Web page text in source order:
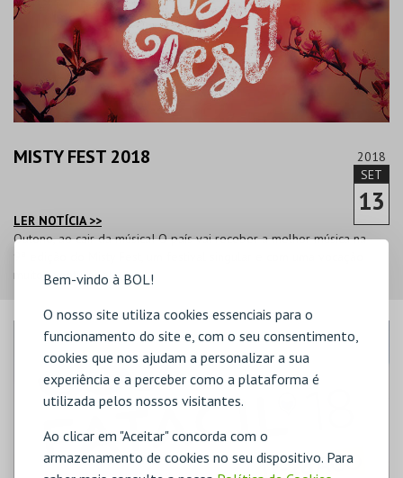
Bem-vindo à BOL!
O nosso site utiliza cookies essenciais para o
funcionamento do site e, com o seu consentimento,
cookies que nos ajudam a personalizar a sua
experiência e a perceber como a plataforma é
utilizada pelos nossos visitantes.
Ao clicar em "Aceitar" concorda com o
armazenamento de cookies no seu dispositivo. Para
MISTY FEST 2018
LER NOTÍCIA >>
2018
SET
13
Outono, ao cair da música! O país vai receber a melhor música na
muito aventureira!